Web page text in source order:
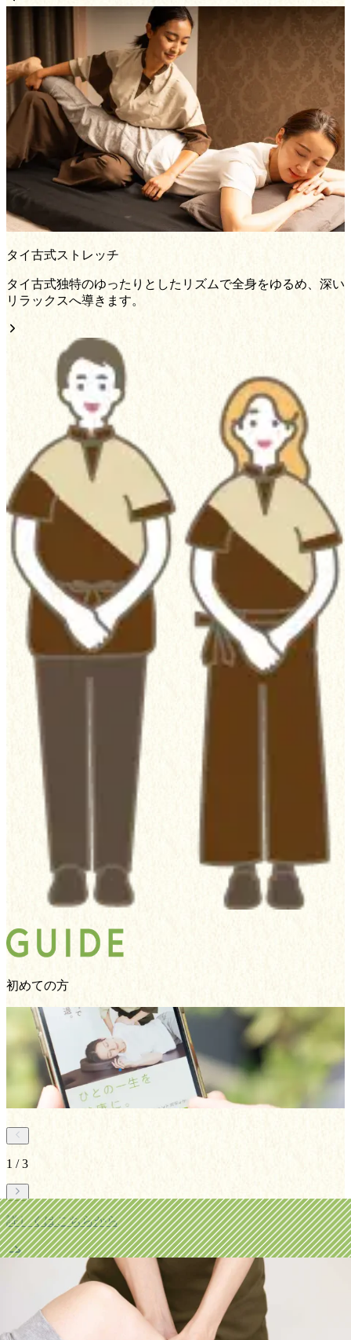
タイ古式ストレッチ
タイ古式独特のゆったりとしたリズムで全身をゆるめ、深い
リラックスへ導きます。
初めての方
ご予約
電話・Webでのご予約はもちろん、ご予約なしでもお気軽に
ご来店ください！
1 /3
詳しくはこちらから
詳しくはこちらから